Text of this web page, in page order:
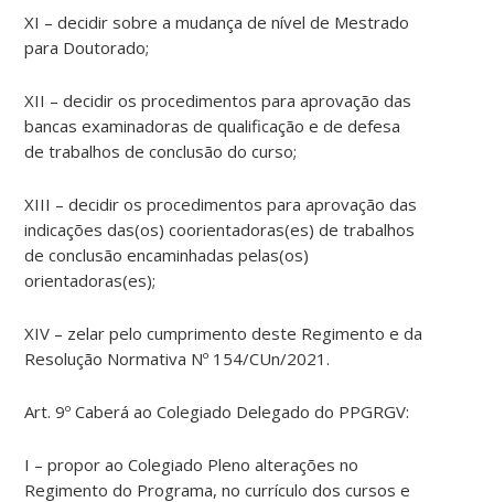
XI – decidir sobre a mudança de nível de Mestrado
para Doutorado;
XII – decidir os procedimentos para aprovação das
bancas examinadoras de qualificação e de defesa
de trabalhos de conclusão do curso;
XIII – decidir os procedimentos para aprovação das
indicações das(os) coorientadoras(es) de trabalhos
de conclusão encaminhadas pelas(os)
orientadoras(es);
XIV – zelar pelo cumprimento deste Regimento e da
Resolução Normativa Nº 154/CUn/2021.
Art. 9º Caberá ao Colegiado Delegado do PPGRGV:
I – propor ao Colegiado Pleno alterações no
Regimento do Programa, no currículo dos cursos e